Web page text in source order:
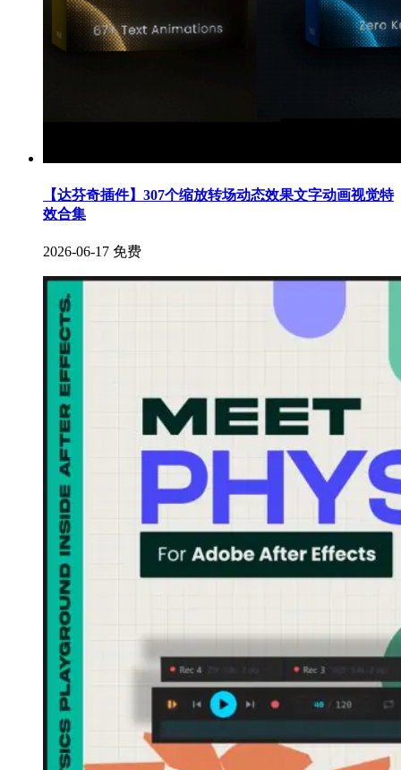
【达芬奇插件】307个缩放转场动态效果文字动画视觉特
效合集
2026-06-17 免费